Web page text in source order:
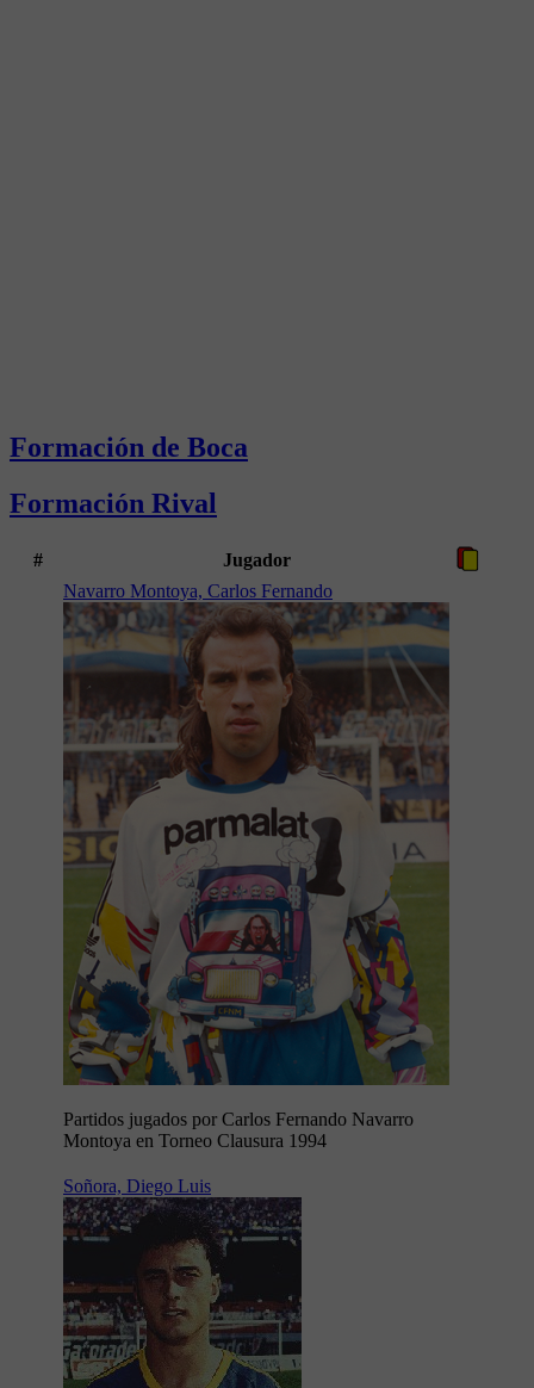
Formación de Boca
Formación Rival
#
Jugador
Navarro Montoya, Carlos Fernando
Partidos jugados por Carlos Fernando Navarro
Montoya en Torneo Clausura 1994
Soñora, Diego Luis